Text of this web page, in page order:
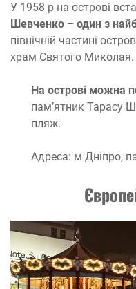
У 1958 р на острові
Шевченко – один з
північній частині
храм Святого Миколая.
На острові можна
пам’ятник Тарасу
пляж.
Адреса: м Дніпро,